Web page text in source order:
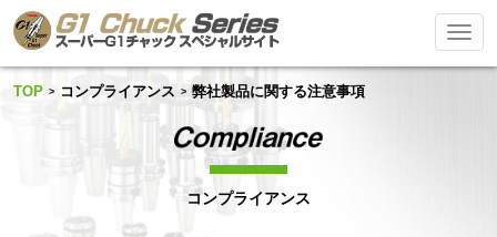
TOP コンプライアンス 弊社製品に関する注意事項
コンプライアンス